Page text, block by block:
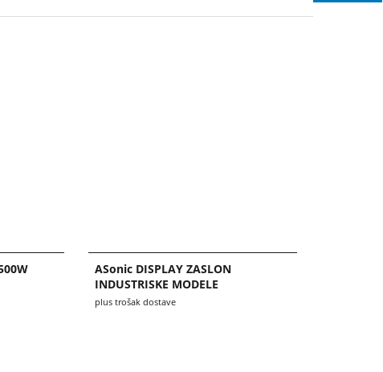
ASonic DISPLAY ZASLON
INDUSTRISKE MODELE
plus trošak dostave